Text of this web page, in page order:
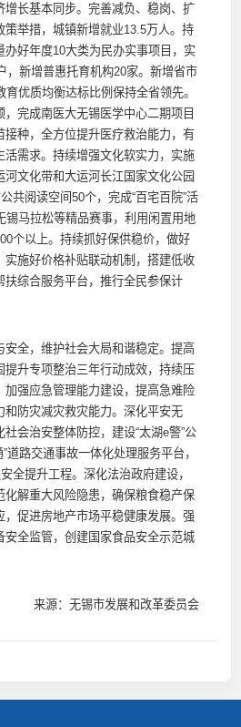
增长基本同步。完善减负、稳岗、扩
策举措，城镇新增就业13.5万人。持
办好年度10大类为民办实事项目，实
，新增普惠托育机构20家。新增省市
优质均衡达标比例保持全省领先。
完成南医大无锡医学中心二期项目
接种，全方位提升医疗救治能力，有
活需求。持续增强文化软实力，实施
文化带和大运河长江国家文化公园
共阅读空间50个，完成“百宅百院”活
锡马拉松等精品赛事，利用闲置用地
个以上。持续抓好保供稳价，做好
实施好价格补贴联动机制，搭建低收
扶综合服务平台，推行全民参保计
全，维护社会大局和谐稳定。提高
提升专项整治三年行动成效，持续压
加强应急管理能力建设，提高急难险
和防灾减灾救灾能力。深化平安无
会治安整体防控，建设“太湖e警”公
道路交通事故一体化处理服务平台，
全提升工程。深化法治政府建设，
化解重大风险隐患，确保粮食稳产保
，促进房地产市场平稳健康发展。强
安全监管，创建国家食品安全示范城
来源：无锡市发展和改革委员会